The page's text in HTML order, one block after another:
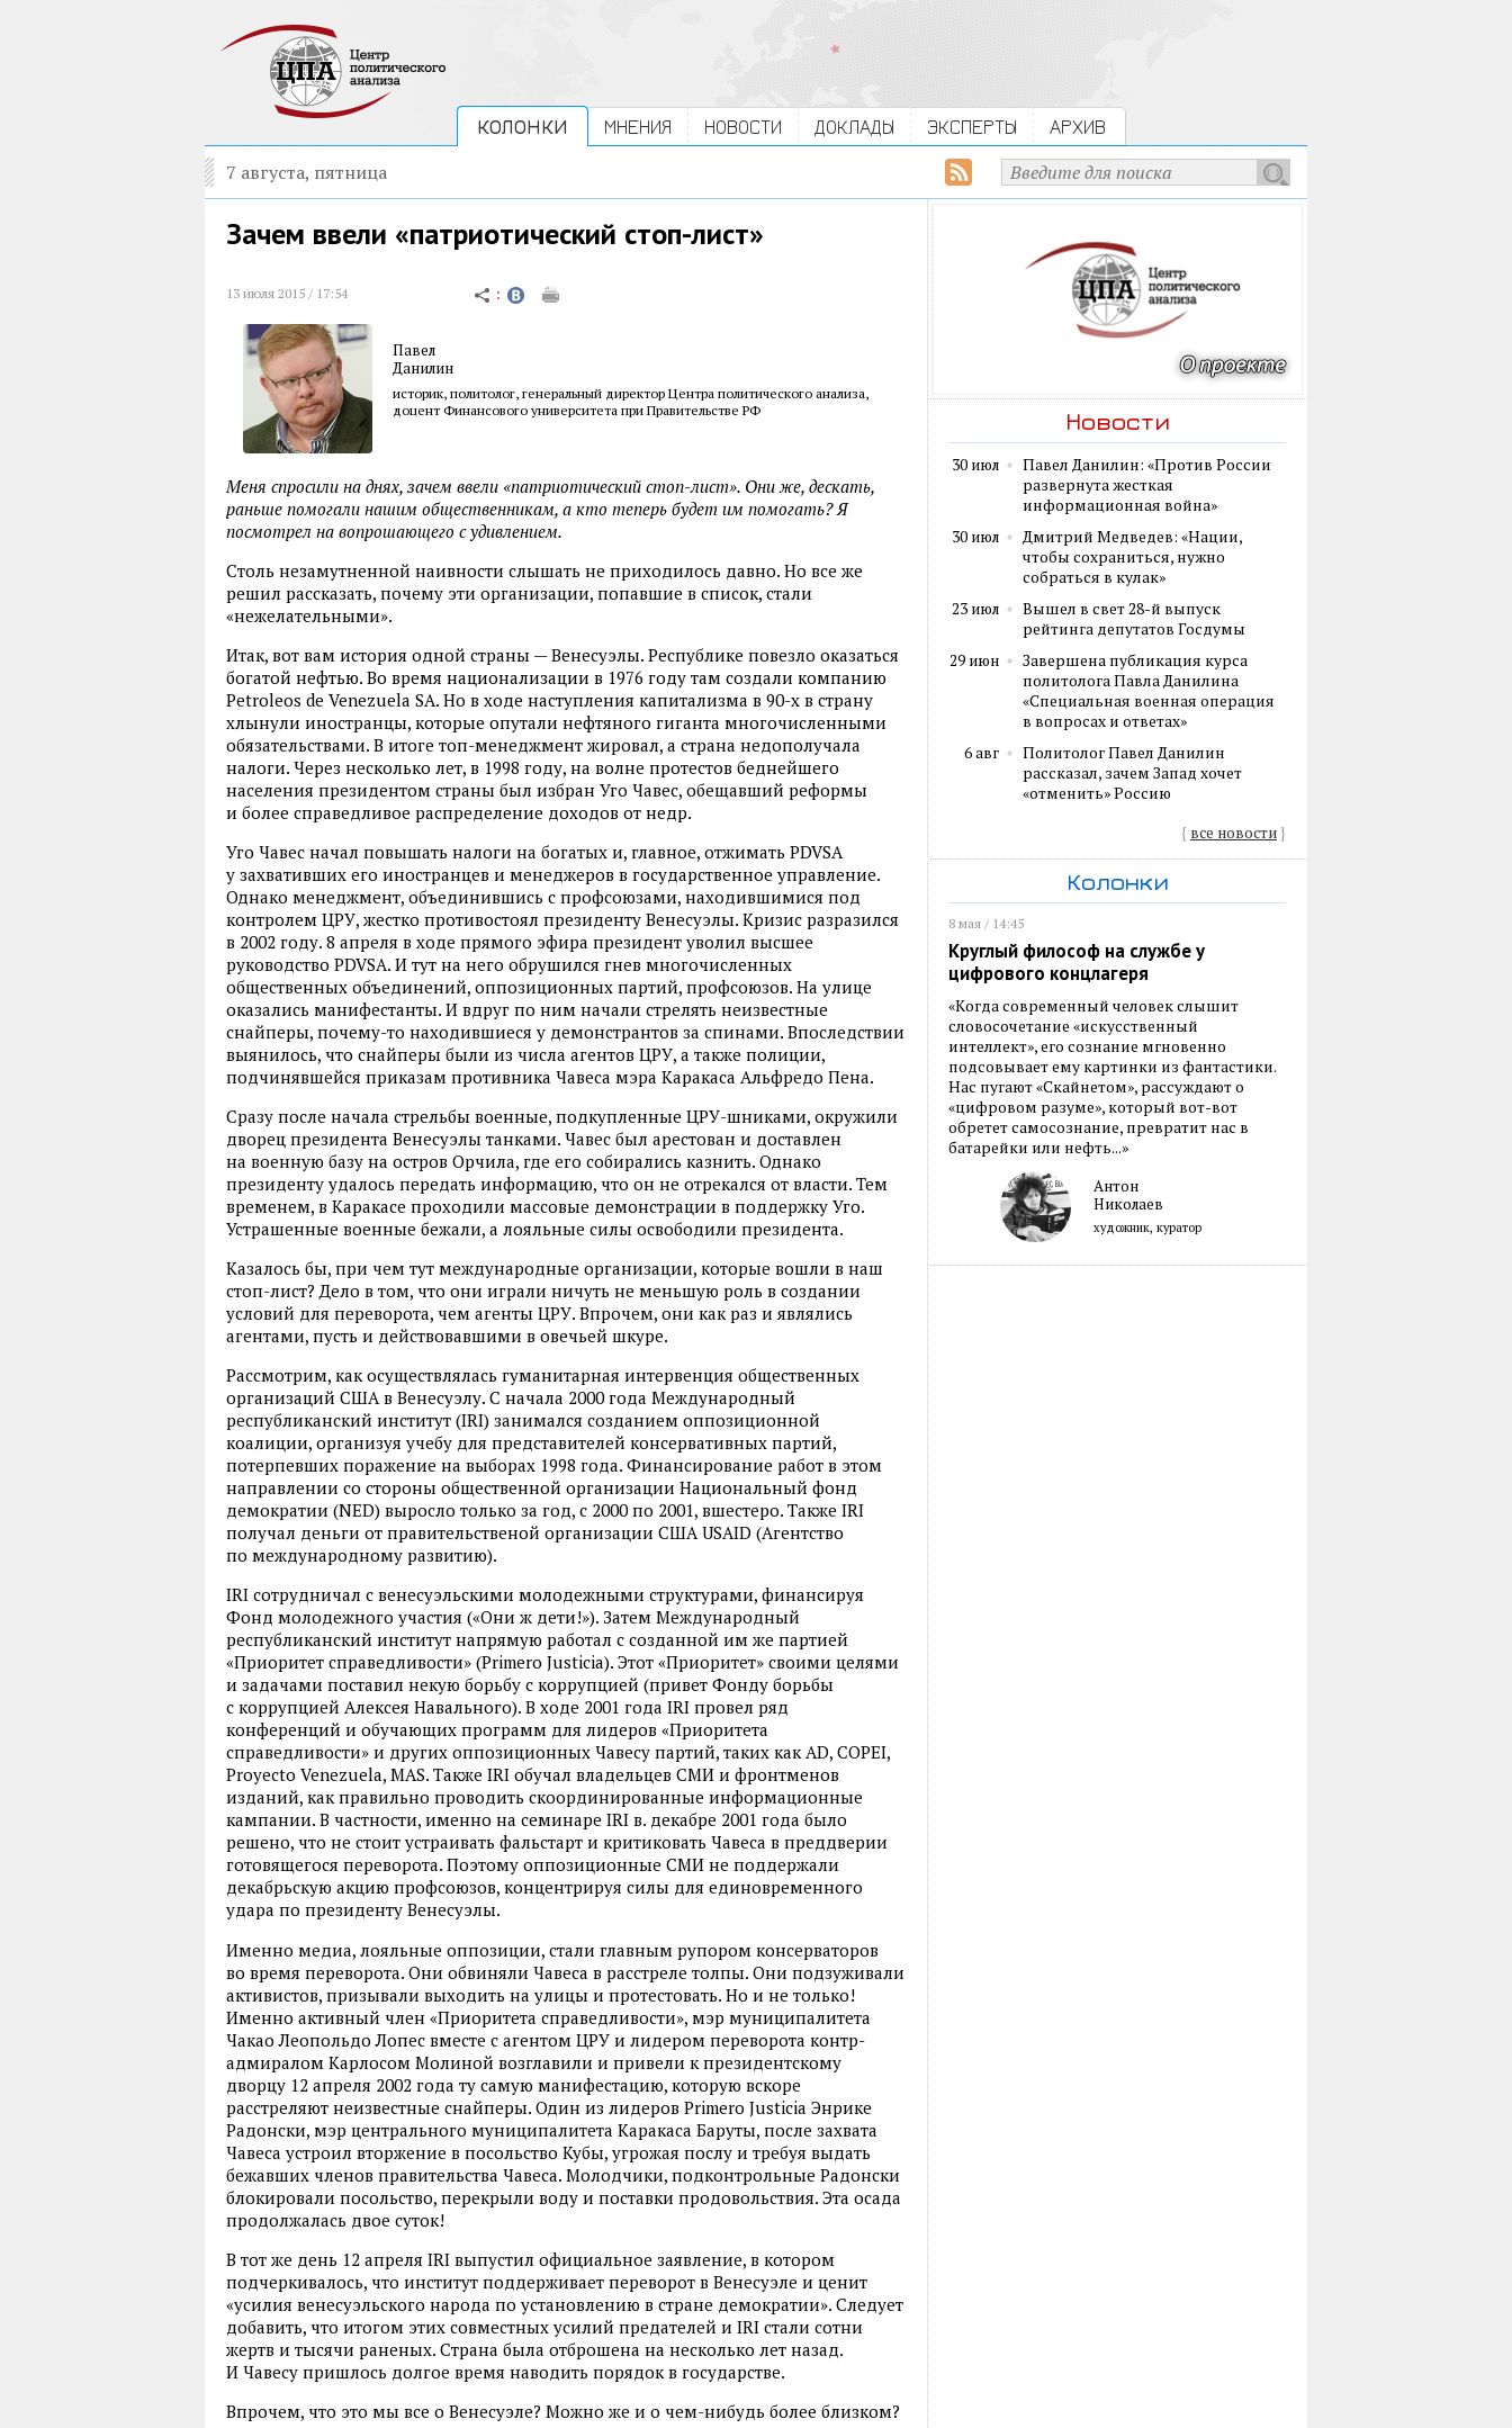
КОЛОНКИ МНЕНИЯ НОВОСТИ ДОКЛАДЫ ЭКСПЕРТЫ АРХИВ
7 августа, пятница
Зачем ввели «патриотический стоп-лист»
13 июля 2015 / 17:54
Павел
Данилин
историк, политолог, генеральный директор Центра политического анализа,
доцент Финансового университета при Правительстве РФ
Меня спросили на днях, зачем ввели «патриотический стоп-лист». Они же, дескать,
раньше помогали нашим общественникам, а кто теперь будет им помогать? Я
посмотрел на вопрошающего с удивлением.
Столь незамутненной наивности слышать не приходилось давно. Но все же
решил рассказать, почему эти организации, попавшие в список, стали
«нежелательными».
Итак, вот вам история одной страны — Венесуэлы. Республике повезло оказаться
богатой нефтью. Во время национализации в 1976 году там создали компанию
Petroleos de Venezuela SA. Но в ходе наступления капитализма в 90-х в страну
хлынули иностранцы, которые опутали нефтяного гиганта многочисленными
обязательствами. В итоге топ-менеджмент жировал, а страна недополучала
налоги. Через несколько лет, в 1998 году, на волне протестов беднейшего
населения президентом страны был избран Уго Чавес, обещавший реформы
и более справедливое распределение доходов от недр.
Уго Чавес начал повышать налоги на богатых и, главное, отжимать PDVSA
у захвативших его иностранцев и менеджеров в государственное управление.
Однако менеджмент, объединившись с профсоюзами, находившимися под
контролем ЦРУ, жестко противостоял президенту Венесуэлы. Кризис разразился
в 2002 году. 8 апреля в ходе прямого эфира президент уволил высшее
руководство PDVSA. И тут на него обрушился гнев многочисленных
общественных объединений, оппозиционных партий, профсоюзов. На улице
оказались манифестанты. И вдруг по ним начали стрелять неизвестные
снайперы, почему-то находившиеся у демонстрантов за спинами. Впоследствии
выянилось, что снайперы были из числа агентов ЦРУ, а также полиции,
подчинявшейся приказам противника Чавеса мэра Каракаса Альфредо Пена.
Сразу после начала стрельбы военные, подкупленные ЦРУ-шниками, окружили
дворец президента Венесуэлы танками. Чавес был арестован и доставлен
на военную базу на остров Орчила, где его собирались казнить. Однако
президенту удалось передать информацию, что он не отрекался от власти. Тем
временем, в Каракасе проходили массовые демонстрации в поддержку Уго.
Устрашенные военные бежали, а лояльные силы освободили президента.
Казалось бы, при чем тут международные организации, которые вошли в наш
стоп-лист? Дело в том, что они играли ничуть не меньшую роль в создании
условий для переворота, чем агенты ЦРУ. Впрочем, они как раз и являлись
агентами, пусть и действовавшими в овечьей шкуре.
Рассмотрим, как осуществлялась гуманитарная интервенция общественных
организаций США в Венесуэлу. С начала 2000 года Международный
республиканский институт (IRI) занимался созданием оппозиционной
коалиции, организуя учебу для представителей консервативных партий,
потерпевших поражение на выборах 1998 года. Финансирование работ в этом
направлении со стороны общественной организации Национальный фонд
демократии (NED) выросло только за год, с 2000 по 2001, вшестеро. Также IRI
получал деньги от правительственой организации США USAID (Агентство
по международному развитию).
IRI сотрудничал с венесуэльскими молодежными структурами, финансируя
Фонд молодежного участия («Они ж дети!»). Затем Международный
республиканский институт напрямую работал с созданной им же партией
«Приоритет справедливости» (Primero Justicia). Этот «Приоритет» своими целями
и задачами поставил некую борьбу с коррупцией (привет Фонду борьбы
с коррупцией Алексея Навального). В ходе 2001 года IRI провел ряд
конференций и обучающих программ для лидеров «Приоритета
справедливости» и других оппозиционных Чавесу партий, таких как AD, COPEI,
Proyecto Venezuela, MAS. Также IRI обучал владельцев СМИ и фронтменов
изданий, как правильно проводить скоординированные информационные
кампании. В частности, именно на семинаре IRI в. декабре 2001 года было
решено, что не стоит устраивать фальстарт и критиковать Чавеса в преддверии
готовящегося переворота. Поэтому оппозиционные СМИ не поддержали
декабрьскую акцию профсоюзов, концентрируя силы для единовременного
удара по президенту Венесуэлы.
Именно медиа, лояльные оппозиции, стали главным рупором консерваторов
во время переворота. Они обвиняли Чавеса в расстреле толпы. Они подзуживали
активистов, призывали выходить на улицы и протестовать. Но и не только!
Именно активный член «Приоритета справедливости», мэр муниципалитета
Чакао Леопольдо Лопес вместе с агентом ЦРУ и лидером переворота контр-
адмиралом Карлосом Молиной возглавили и привели к президентскому
дворцу 12 апреля 2002 года ту самую манифестацию, которую вскоре
расстреляют неизвестные снайперы. Один из лидеров Primero Justicia Энрике
Радонски, мэр центрального муниципалитета Каракаса Баруты, после захвата
Чавеса устроил вторжение в посольство Кубы, угрожая послу и требуя выдать
бежавших членов правительства Чавеса. Молодчики, подконтрольные Радонски
блокировали посольство, перекрыли воду и поставки продовольствия. Эта осада
продолжалась двое суток!
В тот же день 12 апреля IRI выпустил официальное заявление, в котором
подчеркивалось, что институт поддерживает переворот в Венесуэле и ценит
«усилия венесуэльского народа по установлению в стране демократии». Следует
добавить, что итогом этих совместных усилий предателей и IRI стали сотни
жертв и тысячи раненых. Страна была отброшена на несколько лет назад.
И Чавесу пришлось долгое время наводить порядок в государстве.
Впрочем, что это мы все о Венесуэле? Можно же и о чем-нибудь более близком?
Новости
30 июл
Павел Данилин: «Против России
развернута жесткая
информационная война»
30 июл
Дмитрий Медведев: «Нации,
чтобы сохраниться, нужно
собраться в кулак»
23 июл
Вышел в свет 28-й выпуск
рейтинга депутатов Госдумы
29 июн
Завершена публикация курса
политолога Павла Данилина
«Специальная военная операция
в вопросах и ответах»
6 авг
Политолог Павел Данилин
рассказал, зачем Запад хочет
«отменить» Россию
{ все новости}
Колонки
8 мая / 14:45
Круглый философ на службе у
цифрового концлагеря
«Когда современный человек слышит
словосочетание «искусственный
интеллект», его сознание мгновенно
подсовывает ему картинки из фантастики.
Нас пугают «Скайнетом», рассуждают о
«цифровом разуме», который вот-вот
обретет самосознание, превратит нас в
батарейки или нефть...»
Антон
Николаев
художник, куратор